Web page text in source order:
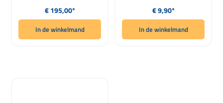
Normale prijs:
€ 195,00*
In de winkelmand
Normale prijs:
€ 9,90*
In de winkelmand